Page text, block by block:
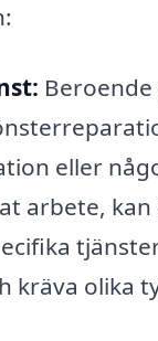
eller
arbete,
kräva olika